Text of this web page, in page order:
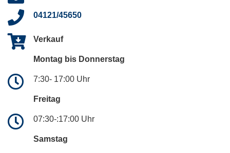
04121/45650
Verkauf
Montag bis Donnerstag
7:30- 17:00 Uhr
Freitag
07:30-:17:00 Uhr
Samstag